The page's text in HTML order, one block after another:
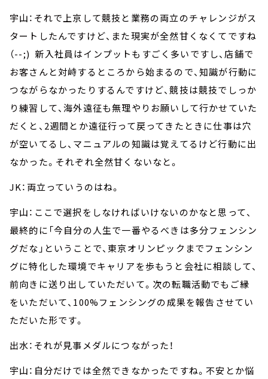
宇山：それで上京して競技と業務の両立のチャレンジがス
タートしたんですけど、また現実が全然甘くなくてですね
（--;) 新入社員はインプットもすごく多いですし、店舗で
お客さんと対峙するところから始まるので、知識が行動に
つながらなかったりするんですけど、競技は競技でしっか
り練習して、海外遠征も無理やりお願いして行かせていた
だくと、2週間とか遠征行って戻ってきたときに仕事は穴
が空いてるし、マニュアルの知識は覚えてるけど行動に出
なかった。それぞれ全然甘くないなと。
JK：両立っていうのはね。
宇山：ここで選択をしなければいけないのかなと思って、
最終的に「今自分の人生で一番やるべきは多分フェンシン
グだな」ということで、東京オリンピックまでフェンシン
グに特化した環境でキャリアを歩もうと会社に相談して、
前向きに送り出していただいて。次の転職活動でもご縁
をいただいて、100%フェンシングの成果を報告させてい
ただいた形です。
出水：それが見事メダルにつながった！
宇山：自分だけでは全然できなかったですね。不安とか悩